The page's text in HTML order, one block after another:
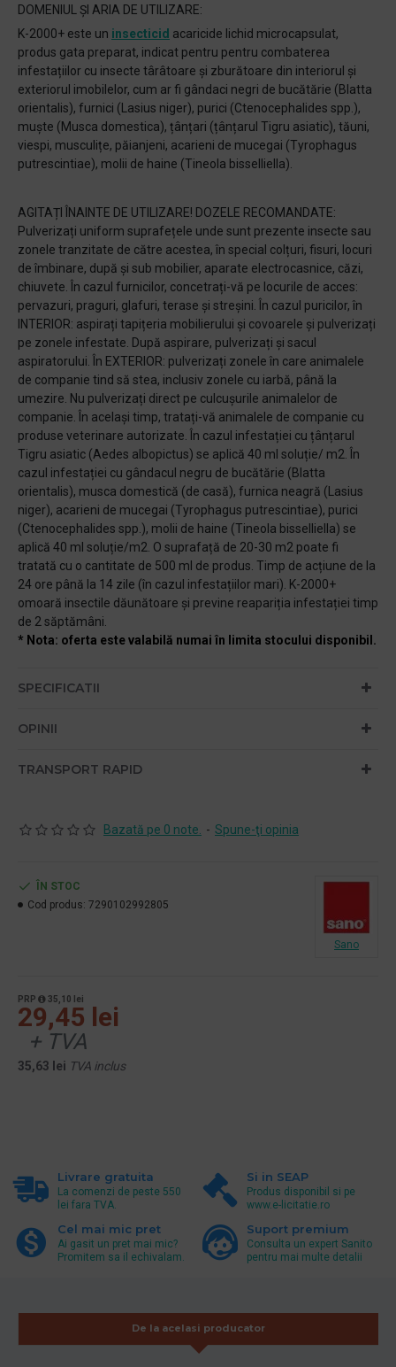
DOMENIUL ȘI ARIA DE UTILIZARE:
K-2000+ este un insecticid acaricide lichid microcapsulat,
produs gata preparat, indicat pentru pentru combaterea
infestațiilor cu insecte târâtoare și zburătoare din interiorul și
exteriorul imobilelor, cum ar fi gândaci negri de bucătărie (Blatta
orientalis), furnici (Lasius niger), purici (Ctenocephalides spp.),
muște (Musca domestica), țânțari (țânțarul Tigru asiatic), tăuni,
viespi, musculițe, păianjeni, acarieni de mucegai (Tyrophagus
putrescintiae), molii de haine (Tineola bisselliella).
AGITAȚI ÎNAINTE DE UTILIZARE! DOZELE RECOMANDATE:
Pulverizați uniform suprafețele unde sunt prezente insecte sau
zonele tranzitate de către acestea, în special colțuri, fisuri, locuri
de îmbinare, după și sub mobilier, aparate electrocasnice, căzi,
chiuvete. În cazul furnicilor, concetrați-vă pe locurile de acces:
pervazuri, praguri, glafuri, terase și streșini. În cazul puricilor, în
INTERIOR: aspirați tapițeria mobilierului și covoarele și pulverizați
pe zonele infestate. După aspirare, pulverizați și sacul
aspiratorului. În EXTERIOR: pulverizați zonele în care animalele
de companie tind să stea, inclusiv zonele cu iarbă, până la
umezire. Nu pulverizați direct pe culcușurile animalelor de
companie. În același timp, tratați-vă animalele de companie cu
produse veterinare autorizate. În cazul infestației cu țânțarul
Tigru asiatic (Aedes albopictus) se aplică 40 ml soluție/ m2. În
cazul infestației cu gândacul negru de bucătărie (Blatta
orientalis), musca domestică (de casă), furnica neagră (Lasius
niger), acarieni de mucegai (Tyrophagus putrescintiae), purici
(Ctenocephalides spp.), molii de haine (Tineola bisselliella) se
aplică 40 ml soluție/m2. O suprafață de 20-30 m2 poate fi
tratată cu o cantitate de 500 ml de produs. Timp de acțiune de la
24 ore până la 14 zile (în cazul infestațiilor mari). K-2000+
omoară insectile dăunătoare și previne reapariția infestației timp
de 2 săptămâni.
* Nota: oferta este valabilă numai în limita stocului disponibil.
SPECIFICATII
OPINII
TRANSPORT RAPID
Bazată pe 0 note. - Spune-ţi opinia
PRP 35,10 lei
29,45 lei
+ TVA
35,63 lei TVA inclus
ÎN STOC
Cod produs: 7290102992805
Sano
Livrare gratuita
La comenzi de peste 550
lei fara TVA.
Si in SEAP
Produs disponibil si pe
www.e-licitatie.ro
Cel mai mic pret
Ai gasit un pret mai mic?
Promitem sa il echivalam.
Suport premium
Consulta un expert Sanito
pentru mai multe detalii
De la acelasi producator